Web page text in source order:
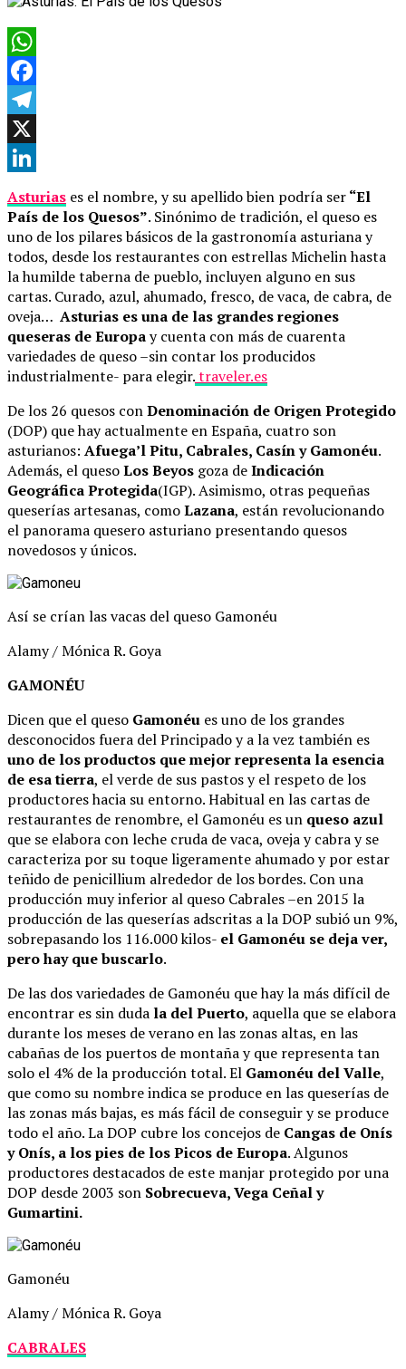
WhatsApp
Facebook
Telegram
X
Asturias es el nombre, y su apellido bien podría ser“El
País de los Quesos”. Sinónimo de tradición, el queso es
uno de los pilares básicos de la gastronomía asturiana y
todos, desde los restaurantes con estrellas Michelin hasta
la humilde taberna de pueblo, incluyen alguno en sus
cartas. Curado, azul, ahumado, fresco, de vaca, de cabra, de
oveja… Asturias es una de las grandes regiones
queseras de Europay cuenta con más de cuarenta
variedades de queso –sin contar los producidos
industrialmente- para elegir.traveler.es
De los 26 quesos conDenominación de Origen Protegido
(DOP) que hay actualmente en España, cuatro son
asturianos: Afuega’l Pitu, Cabrales, Casín y Gamonéu.
Además, el quesoLos Beyos goza deIndicación
Geográfica Protegida(IGP). Asimismo, otras pequeñas
queserías artesanas, comoLazana, están revolucionando
el panorama quesero asturiano presentando quesos
novedosos y únicos.
Así se crían las vacas del queso Gamonéu
Alamy / Mónica R. Goya
GAMONÉU
Dicen que el queso Gamonéu es uno de los grandes
desconocidos fuera del Principado y a la vez también es
uno de los productos que mejor representa la esencia
de esa tierra, el verde de sus pastos y el respeto de los
productores hacia su entorno. Habitual en las cartas de
restaurantes de renombre, el Gamonéu es un queso azul
que se elabora con leche cruda de vaca, oveja y cabra y se
caracteriza por su toque ligeramente ahumado y por estar
teñido de penicillium alrededor de los bordes. Con una
producción muy inferior al queso Cabrales –en 2015 la
producción de las queserías adscritas a la DOP subió un 9%,
sobrepasando los 116.000 kilos- el Gamonéu se deja ver,
pero hay que buscarlo.
De las dos variedades de Gamonéu que hay la más difícil de
encontrar es sin duda la del Puerto, aquella que se elabora
durante los meses de verano en las zonas altas, en las
cabañas de los puertos de montaña y que representa tan
solo el 4% de la producción total. El Gamonéu del Valle,
que como su nombre indica se produce en las queserías de
las zonas más bajas, es más fácil de conseguir y se produce
todo el año. La DOP cubre los concejos de Cangas de Onís
y Onís, a los pies de los Picos de Europa. Algunos
productores destacados de este manjar protegido por una
DOP desde 2003 son Sobrecueva, Vega Ceñal y
Gumartini.
Gamonéu
Alamy / Mónica R. Goya
CABRALES